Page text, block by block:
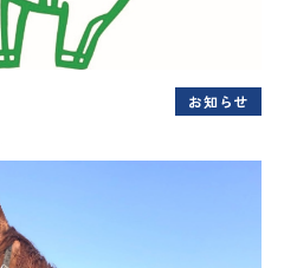
お知らせ